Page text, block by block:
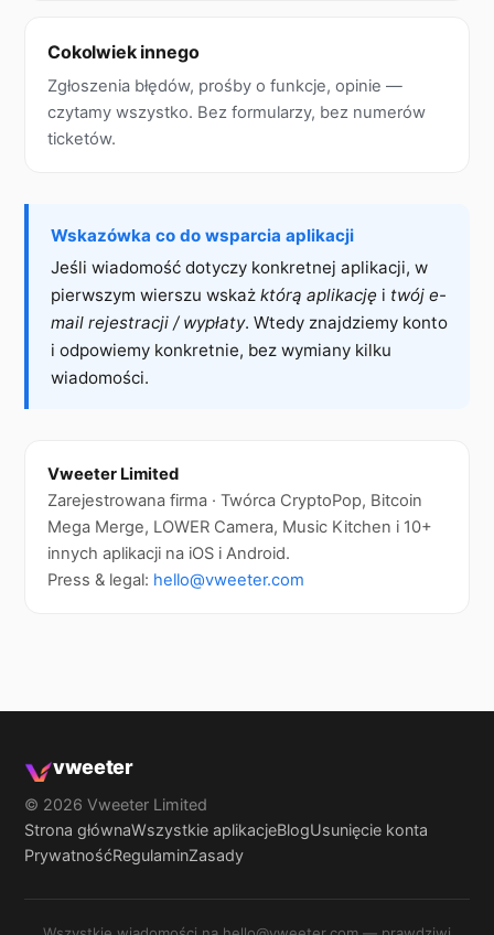
Cokolwiek innego
Zgłoszenia błędów, prośby o funkcje, opinie —
czytamy wszystko. Bez formularzy, bez numerów
ticketów.
Wskazówka co do wsparcia aplikacji
Jeśli wiadomość dotyczy konkretnej aplikacji, w
pierwszym wierszu wskaż którą aplikację i twój e-
mail rejestracji / wypłaty. Wtedy znajdziemy konto
i odpowiemy konkretnie, bez wymiany kilku
wiadomości.
Vweeter Limited
Zarejestrowana firma · Twórca CryptoPop, Bitcoin
Mega Merge, LOWER Camera, Music Kitchen i 10+
innych aplikacji na iOS i Android.
Press & legal: hello@vweeter.com
vweeter
© 2026 Vweeter Limited
Strona głównaWszystkie aplikacjeBlogUsunięcie konta
PrywatnośćRegulaminZasady